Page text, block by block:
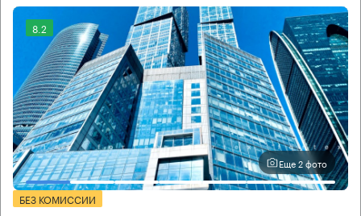
8.2
Еще 2 фото
БЕЗ КОМИССИИ